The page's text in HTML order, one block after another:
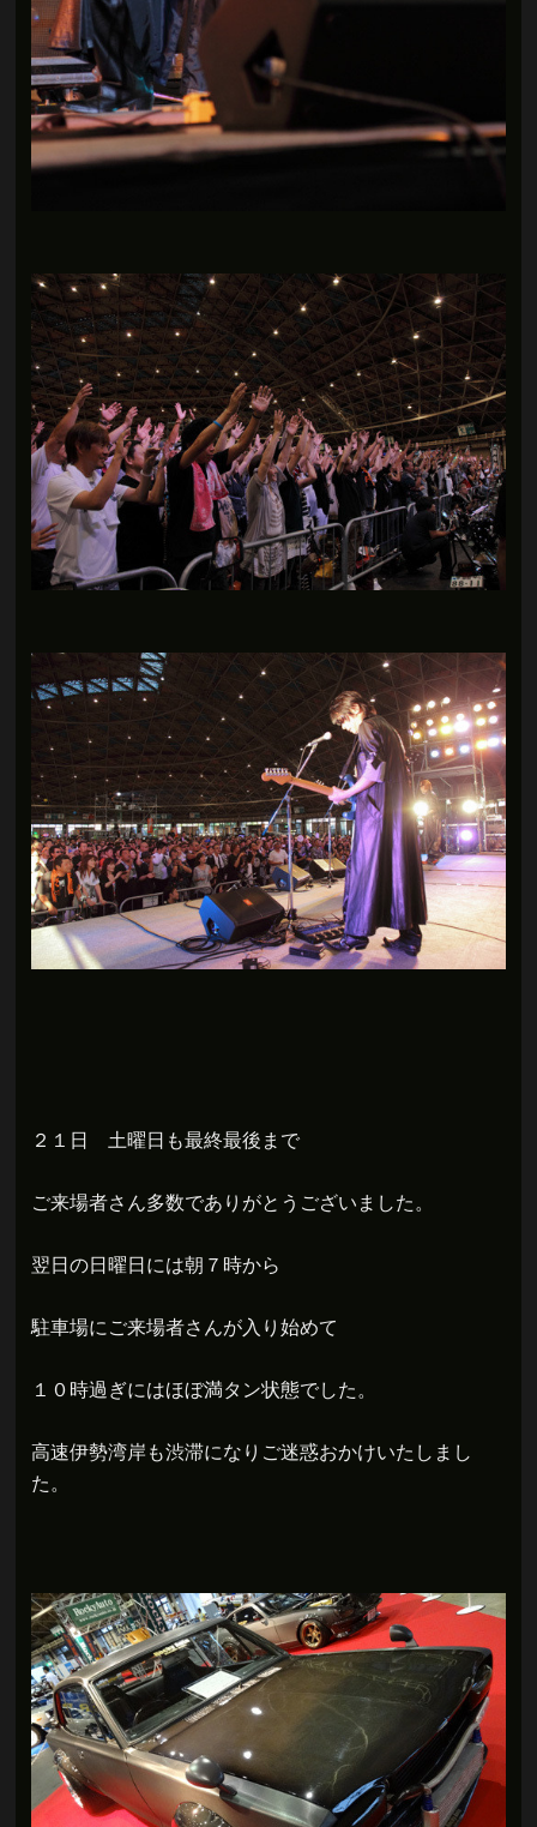
２１日 土曜日も最終最後まで
ご来場者さん多数でありがとうございました。
翌日の日曜日には朝７時から
駐車場にご来場者さんが入り始めて
１０時過ぎにはほぼ満タン状態でした。
高速伊勢湾岸も渋滞になりご迷惑おかけいたしまし
た。